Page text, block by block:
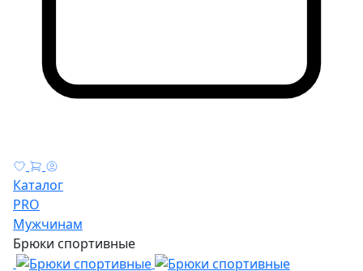
Каталог
PRO
Мужчинам
Брюки спортивные